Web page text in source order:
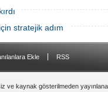
stratejik adım
Ekle RSS
ve kaynak gösterilmeden